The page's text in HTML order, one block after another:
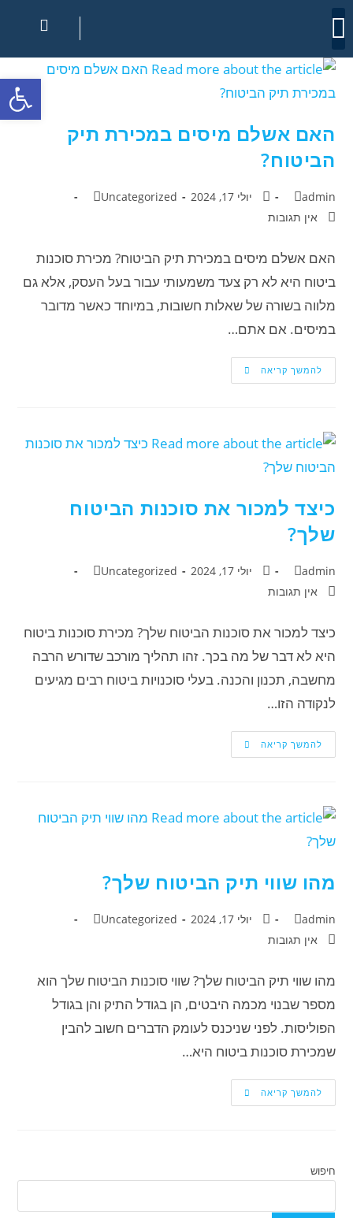
האם אשלם מיסים במכירת תיק
הביטוח?
admin יולי 17, 2024
Uncategorized
אין תגובות
האם אשלם מיסים במכירת תיק הביטוח? מכירת סוכנות
ביטוח היא לא רק צעד משמעותי עבור בעל העסק, אלא גם
מלווה בשורה של שאלות חשובות, במיוחד כאשר מדובר
במיסים. אם אתם…
להמשך קריאה
כיצד למכור את סוכנות הביטוח
שלך?
admin יולי 17, 2024
Uncategorized
אין תגובות
כיצד למכור את סוכנות הביטוח שלך? מכירת סוכנות ביטוח
היא לא דבר של מה בכך. זהו תהליך מורכב שדורש הרבה
מחשבה, תכנון והכנה. בעלי סוכנויות ביטוח רבים מגיעים
לנקודה הזו…
להמשך קריאה
מהו שווי תיק הביטוח שלך?
admin יולי 17, 2024
Uncategorized
אין תגובות
מהו שווי תיק הביטוח שלך? שווי סוכנות הביטוח שלך הוא
מספר שבנוי מכמה היבטים, הן בגודל התיק והן בגודל
הפוליסות. לפני שניכנס לעומק הדברים חשוב להבין
שמכירת סוכנות ביטוח היא…
להמשך קריאה
חיפוש